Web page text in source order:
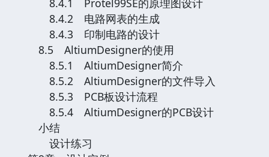
8.4.1 Protel99SE的原理图设计
8.4.2 电路网表的生成
8.4.3 印制电路的设计
8.5 AltiumDesigner的使用
8.5.1 AltiumDesigner简介
8.5.2 AltiumDesigner的文件导入
8.5.3 PCB板设计流程
8.5.4 AltiumDesigner的PCB设计
小结
设计练习